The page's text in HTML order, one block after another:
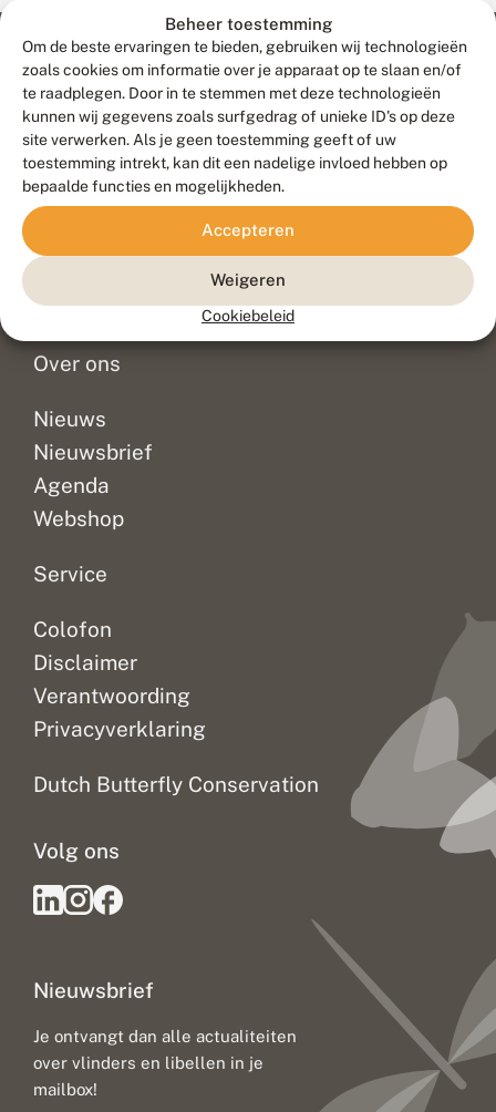
Beheer toestemming
Om de beste ervaringen te bieden, gebruiken wij technologieën
zoals cookies om informatie over je apparaat op te slaan en/of
te raadplegen. Door in te stemmen met deze technologieën
kunnen wij gegevens zoals surfgedrag of unieke ID's op deze
site verwerken. Als je geen toestemming geeft of uw
toestemming intrekt, kan dit een nadelige invloed hebben op
bepaalde functies en mogelijkheden.
Accepteren
Weigeren
Cookiebeleid
Contact
Veelgestelde vragen
Doneer
Over ons
Nieuws
Nieuwsbrief
Agenda
Webshop
Service
Colofon
Disclaimer
Verantwoording
Privacyverklaring
Dutch Butterfly Conservation
Nieuwsbrief
Je ontvangt dan alle actualiteiten
over vlinders en libellen in je
mailbox!
Volg ons
Meld waarnemingen© 2026 Vlinderstichting
Duurzaam ontwikkeld door
Go2People
, ontworpen door
Blue Field Agency
Privacy
Disclaimer
Sitemap